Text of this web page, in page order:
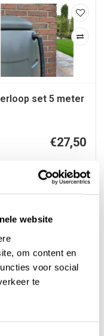
website
om content en
voor social
te
set 5 meter
€27,50
Meer info